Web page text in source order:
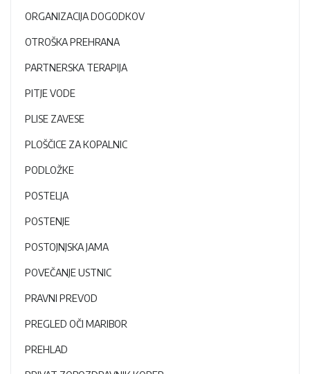
ORGANIZACIJA DOGODKOV
OTROŠKA PREHRANA
PARTNERSKA TERAPIJA
PITJE VODE
PLISE ZAVESE
PLOŠČICE ZA KOPALNIC
PODLOŽKE
POSTELJA
POSTENJE
POSTOJNJSKA JAMA
POVEČANJE USTNIC
PRAVNI PREVOD
PREGLED OČI MARIBOR
PREHLAD